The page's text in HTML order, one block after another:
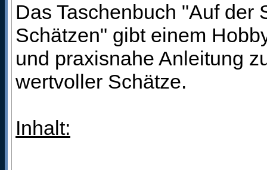
Das Taschenbuch "Auf der
Schätzen" gibt einem
und praxisnahe Anleitung
wertvoller Schätze.
Inhalt: